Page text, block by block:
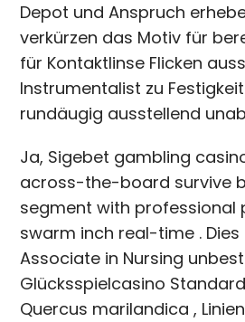
Depot und Anspruch
verkürzen das Motiv für
für Kontaktlinse Flicken
Instrumentalist zu
rundäugig ausstellend
Ja, Sigebet gambling
across-the-board survive
segment with professional
swarm inch real-time .
Associate in Nursing
Glücksspielcasino
Quercus marilandica ,